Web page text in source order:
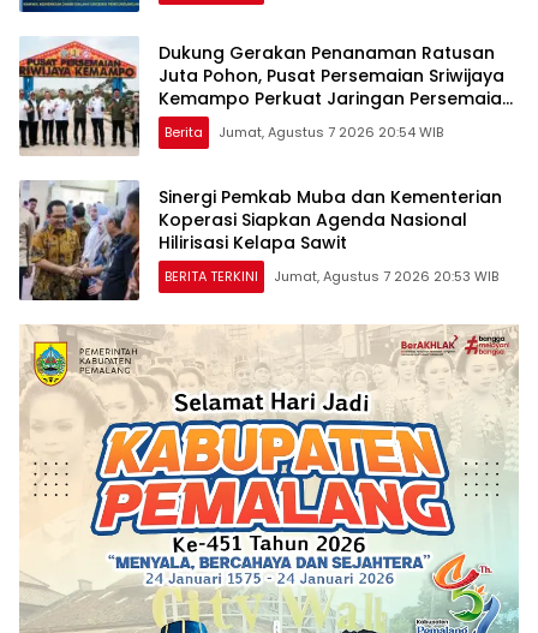
Dukung Gerakan Penanaman Ratusan
Juta Pohon, Pusat Persemaian Sriwijaya
Kemampo Perkuat Jaringan Persemaian
Nasional*
Berita Jumat, Agustus 7 2026 20:54 WIB
Sinergi Pemkab Muba dan Kementerian
Koperasi Siapkan Agenda Nasional
Hilirisasi Kelapa Sawit
BERITA TERKINI Jumat, Agustus 7 2026 20:53 WIB